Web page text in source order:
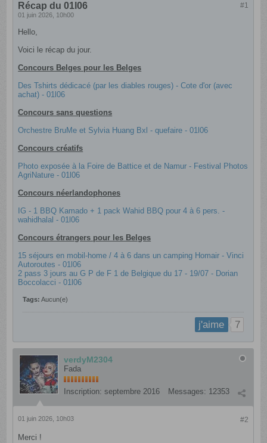
#1
Récap du 01l06
01 juin 2026, 10h00
Hello,
Voici le récap du jour.
Concours Belges pour les Belges
Des Tshirts dédicacé (par les diables rouges) - Cote d'or (avec
achat) - 01l06
Concours sans questions​​​
Orchestre BruMe et Sylvia Huang Bxl - quefaire - 01l06
Concours créatifs
Photo exposée à la Foire de Battice et de Namur - Festival Photos
AgriNature - 01l06
Concours néerlandophones
IG - 1 BBQ Kamado + 1 pack Wahid BBQ pour 4 à 6 pers. -
wahidhalal - 01l06
Concours étrangers pour les Belges
15 séjours en mobil-home / 4 à 6 dans un camping Homair - Vinci
Autoroutes - 01l06
2 pass 3 jours au G P de F 1 de Belgique du 17 - 19/07 - Dorian
Boccolacci - 01l06
Tags: Aucun(e)
j'aime 7
verdyM2304
Fada
Inscription: septembre 2016 Messages: 12353
#2
01 juin 2026, 10h03
Merci !